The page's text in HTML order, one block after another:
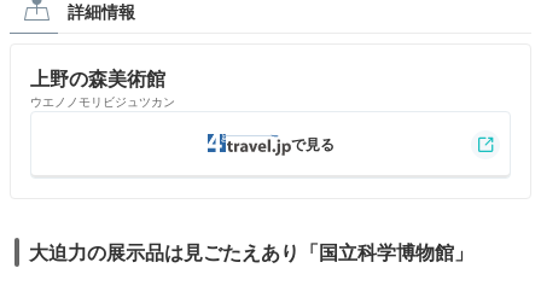
詳細情報
上野の森美術館
ウエノノモリビジュツカン
大迫力の展示品は見ごたえあり「国立科学博物館」